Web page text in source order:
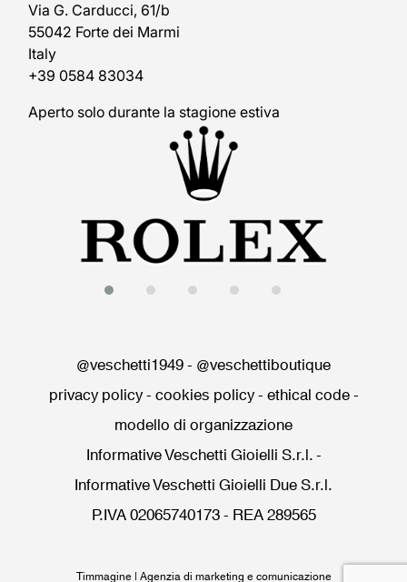
Via G. Carducci, 61/b
55042 Forte dei Marmi
Italy
+39 0584 83034
Aperto solo durante la stagione estiva
@veschetti1949- @veschettiboutique
privacy policy- cookies policy- ethical code-
modello di organizzazione
Informative Veschetti Gioielli S.r.l.-
Informative Veschetti Gioielli Due S.r.l.
P.IVA 02065740173 - REA 289565
Timmagine | Agenzia di marketing e comunicazione